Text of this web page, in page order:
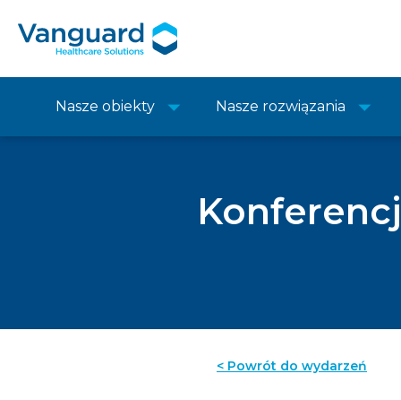
Nasze obiekty Nasze rozwiązania
< Powrót do wydarzeń